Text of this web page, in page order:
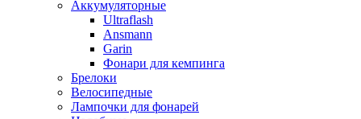
Аккумуляторные
Ultraflash
Ansmann
Garin
Фонари для кемпинга
Брелоки
Велосипедные
Лампочки для фонарей